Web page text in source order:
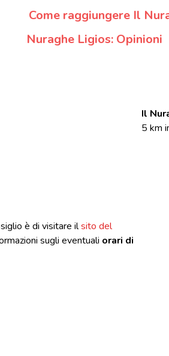
Come raggiungere Il
Nuraghe Ligios: Opinioni
Il
5 km
è di visitare ilsito del
sugli eventuali orari di